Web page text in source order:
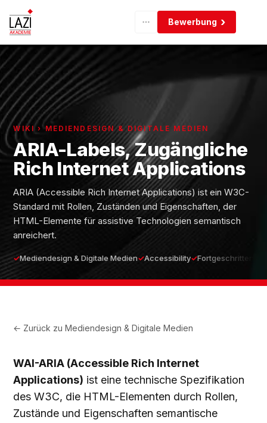
Bewerbung
WIKI › MEDIENDESIGN & DIGITALE MEDIEN
ARIA-Labels, Zugängliche
Rich Internet Applications
ARIA (Accessible Rich Internet Applications) ist ein W3C-
Standard mit Rollen, Zuständen und Eigenschaften, der
HTML-Elemente für assistive Technologien semantisch
anreichert.
Mediendesign & Digitale Medien Accessibility Fortgeschritten
← Zurück zuMediendesign & Digitale Medien
WAI-ARIA (Accessible Rich Internet
Applications) ist eine technische Spezifikation
des W3C, die HTML-Elementen durch Rollen,
Zustände und Eigenschaften semantische